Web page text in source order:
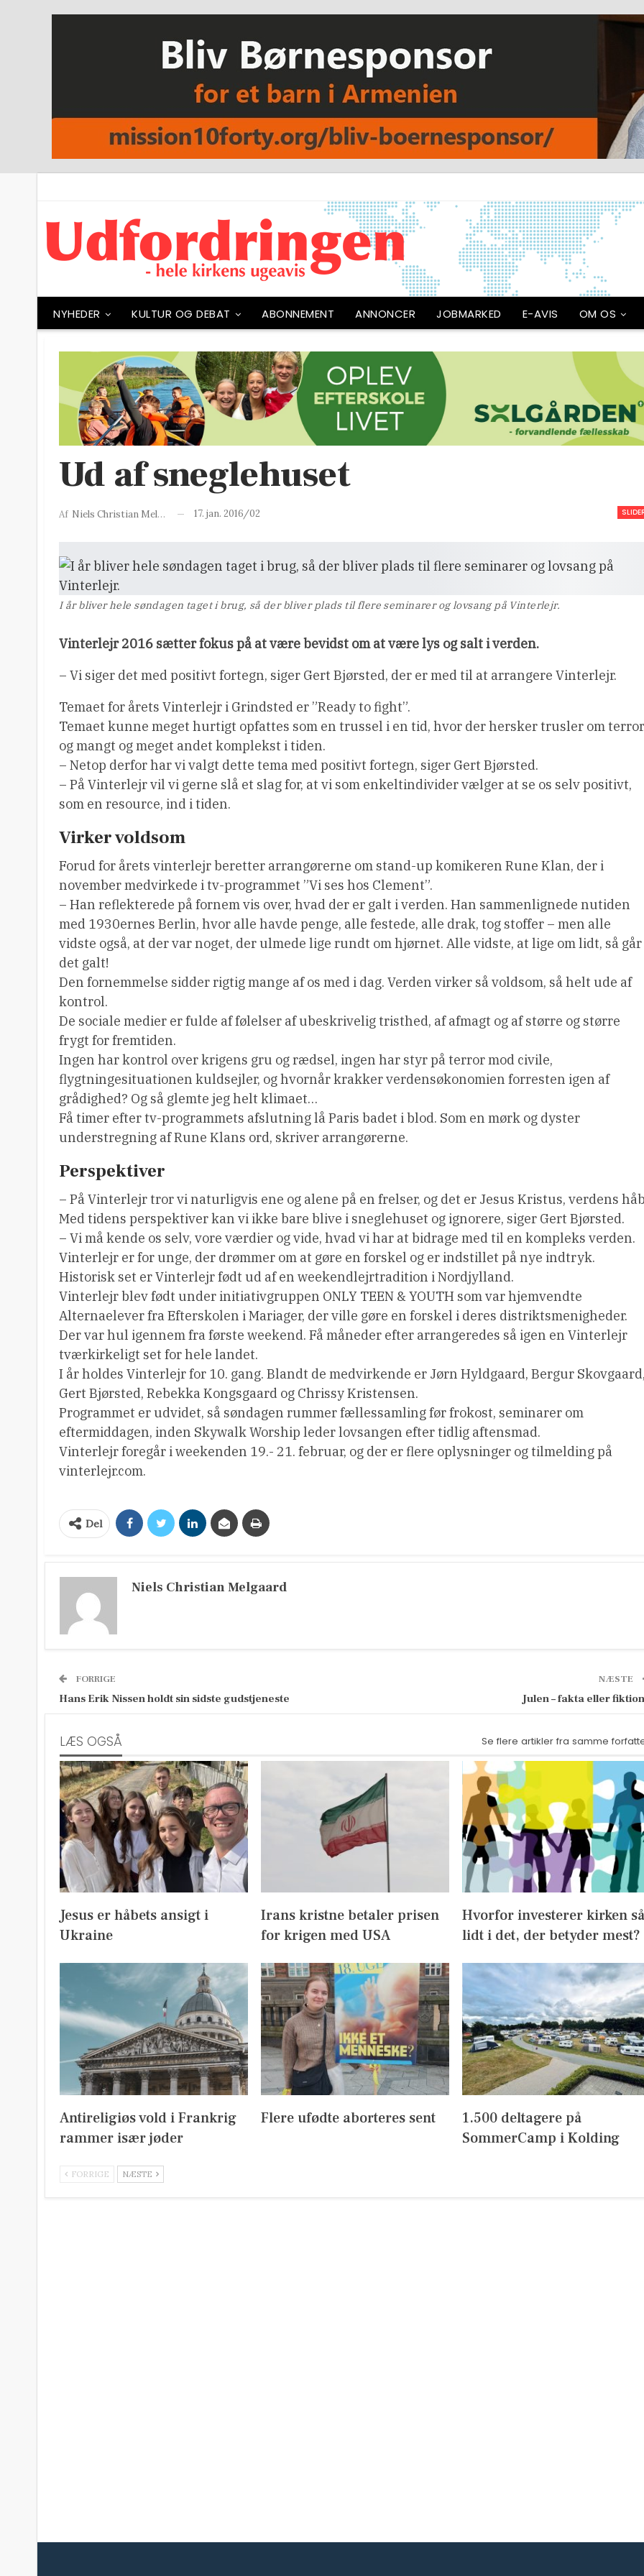
NYHEDER KULTUR OG DEBAT ABONNEMENT ANNONCER JOBMARKED E-AVIS OM OS
Ud af sneglehuset
Af Niels Christian Melgaard 17. jan. 2016/02
I år bliver hele søndagen taget i brug, så der bliver plads til flere seminarer og lovsang på Vinterlejr.
Vinterlejr 2016 sætter fokus på at være bevidst om at være lys og salt i verden.
– Vi siger det med positivt fortegn, siger Gert Bjørsted, der er med til at arrangere Vinterlejr.
Temaet for årets Vinterlejr i Grindsted er ”Ready to fight”.
Temaet kunne meget hurtigt opfattes som en trussel i en tid, hvor der hersker trusler om terror
og mangt og meget andet komplekst i tiden.
– Netop derfor har vi valgt dette tema med positivt fortegn, siger Gert Bjørsted.
– På Vinterlejr vil vi gerne slå et slag for, at vi som enkeltindivider vælger at se os selv positivt,
som en resource, ind i tiden.
Virker voldsom
Forud for årets vinterlejr beretter arrangørerne om stand-up komikeren Rune Klan, der i
november medvirkede i tv-programmet ”Vi ses hos Clement”.
– Han reflekterede på fornem vis over, hvad der er galt i verden. Han sammenlignede nutiden
med 1930ernes Berlin, hvor alle havde penge, alle festede, alle drak, tog stoffer – men alle
vidste også, at der var noget, der ulmede lige rundt om hjørnet. Alle vidste, at lige om lidt, så går
det galt!
Den fornemmelse sidder rigtig mange af os med i dag. Verden virker så voldsom, så helt ude af
kontrol.
De sociale medier er fulde af følelser af ubeskrivelig tristhed, af afmagt og af større og større
frygt for fremtiden.
Ingen har kontrol over krigens gru og rædsel, ingen har styr på terror mod civile,
flygtningesituationen kuldsejler, og hvornår krakker verdensøkonomien forresten igen af
grådighed? Og så glemte jeg helt klimaet…
Få timer efter tv-programmets afslutning lå Paris badet i blod. Som en mørk og dyster
understregning af Rune Klans ord, skriver arrangørerne.
Perspektiver
– På Vinterlejr tror vi naturligvis ene og alene på en frelser, og det er Jesus Kristus, verdens
Med tidens perspektiver kan vi ikke bare blive i sneglehuset og ignorere, siger Gert Bjørsted.
– Vi må kende os selv, vore værdier og vide, hvad vi har at bidrage med til en kompleks verden.
Vinterlejr er for unge, der drømmer om at gøre en forskel og er indstillet på nye indtryk.
Historisk set er Vinterlejr født ud af en weekendlejrtradition i Nordjylland.
Vinterlejr blev født under initiativgruppen ONLY TEEN & YOUTH som var hjemvendte
Alternaelever fra Efterskolen i Mariager, der ville gøre en forskel i deres distriktsmenigheder.
Der var hul igennem fra første weekend. Få måneder efter arrangeredes så igen en Vinterlejr
tværkirkeligt set for hele landet.
I år holdes Vinterlejr for 10. gang. Blandt de medvirkende er Jørn Hyldgaard, Bergur
Gert Bjørsted, Rebekka Kongsgaard og Chrissy Kristensen.
Programmet er udvidet, så søndagen rummer fællessamling før frokost, seminarer om
eftermiddagen, inden Skywalk Worship leder lovsangen efter tidlig aftensmad.
Vinterlejr foregår i weekenden 19.- 21. februar, og der er flere oplysninger og tilmelding på
vinterlejr.com.
Del
Niels Christian Melgaard
FORRIGE
Hans Erik Nissen holdt sin sidste gudstjeneste
NÆSTE
Julen – fakta eller
LÆS OGSÅ Se flere artikler fra samme
Jesus er håbets ansigt i
Ukraine
Irans kristne betaler prisen
for krigen med USA
Hvorfor investerer kirken så
lidt i det, der betyder mest?
Antireligiøs vold i Frankrig
rammer især jøder
Flere ufødte aborteres sent
1.500 deltagere på
SommerCamp i Kolding
FORRIGE NÆSTE